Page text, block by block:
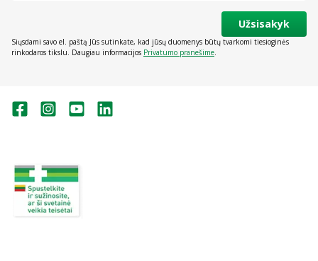
Užsisakyk
Siųsdami savo el. paštą Jūs sutinkate, kad jūsų duomenys būtų tvarkomi tiesioginės
rinkodaros tikslu. Daugiau informacijos Privatumo pranešime.